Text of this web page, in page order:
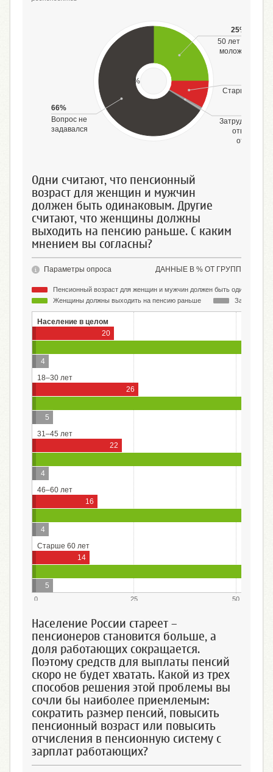
%
25%
50 лет и
моложе
Старше 50
Затрудняюсь
ответить,
отказ от
66%
Вопрос не
задавался
Одни считают, что пенсионный
возраст для женщин и мужчин
должен быть одинаковым. Другие
считают, что женщины должны
выходить на пенсию раньше. С каким
мнением вы согласны?
ДАННЫЕ В % ОТ ГРУПП
Параметры опроса
Пенсионный возраст для женщин и мужчин должен быть одинаковым
Женщины должны выходить на пенсию раньше
Население в целом
20
4
18–30 лет
26
5
31–45 лет
22
4
46–60 лет
16
4
Старше 60 лет
14
5
0 25 50
Население России стареет –
пенсионеров становится больше, а
доля работающих сокращается.
Поэтому средств для выплаты пенсий
скоро не будет хватать. Какой из трех
способов решения этой проблемы вы
сочли бы наиболее приемлемым:
сократить размер пенсий, повысить
пенсионный возраст или повысить
отчисления в пенсионную систему с
зарплат работающих?